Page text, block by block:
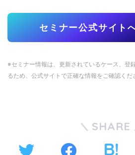
セミナー公式サイト
※セミナー情報は、更新されているケース、登
るため、公式サイトで正確な情報をご確認くだ
SHARE